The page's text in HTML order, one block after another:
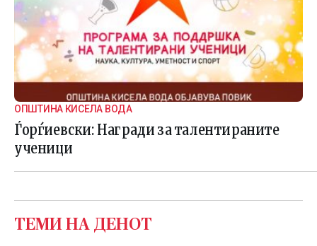
ОПШТИНА КИСЕЛА ВОДА
Ѓорѓиевски: Награди за талентираните
ученици
ТЕМИ НА ДЕНОТ